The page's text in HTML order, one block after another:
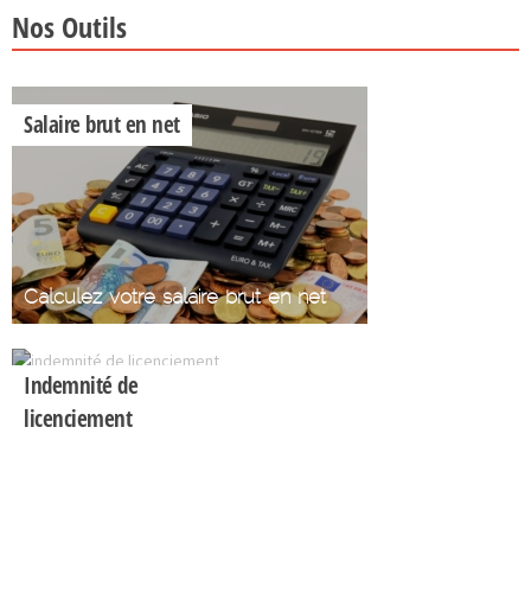
Nos Outils
Salaire brut en net
Calculez votre salaire brut en net
Indemnité de
licenciement